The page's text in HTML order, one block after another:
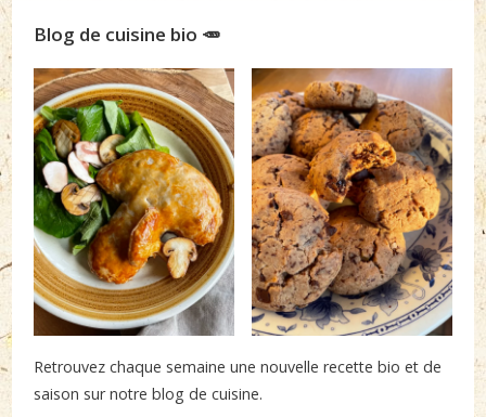
Blog de cuisine bio 🥕
Retrouvez chaque semaine une nouvelle recette bio et de
saison sur notre blog de cuisine.